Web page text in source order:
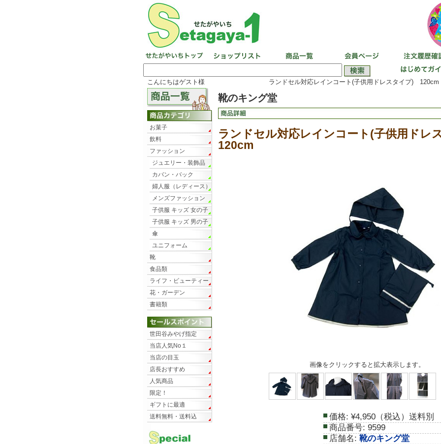
こんにちはゲスト様 ランドセル対応レインコート(子供用ドレスタイプ)
靴のキング堂
ランドセル対応レインコート(子供用ド
120cm
画像をクリックすると拡大表示します。
価格: ¥4,950（税込）送料別
商品番号: 9599
店舗名: 靴のキング堂
お菓子
飲料
ファッション
ジュエリー・装飾品
カバン・バック
婦人服（レディース）
メンズファッション
子供服 キッズ 女の子
子供服 キッズ 男の子
傘
ユニフォーム
靴
食品類
ライフ・ビューティー
花・ガーデン
書籍類
世田谷みやげ指定
当店人気No１
当店の目玉
店長おすすめ
人気商品
限定！
ギフトに最適
送料無料・送料込